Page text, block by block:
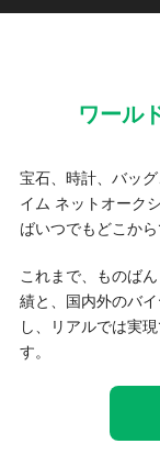
ワール
宝石、時計、バッ
イム ネットオーク
ばいつでもどこか
これまで、ものば
績と、国内外のバ
し、リアルでは実
す。